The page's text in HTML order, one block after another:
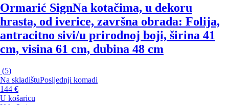
Ormarić SignNa kotačima, u dekoru
hrasta, od iverice, završna obrada: Folija,
antracitno sivi/u prirodnoj boji, širina 41
cm, visina 61 cm, dubina 48 cm
(5)
Na skladištuPosljednji komadi
144 €
U košaricu